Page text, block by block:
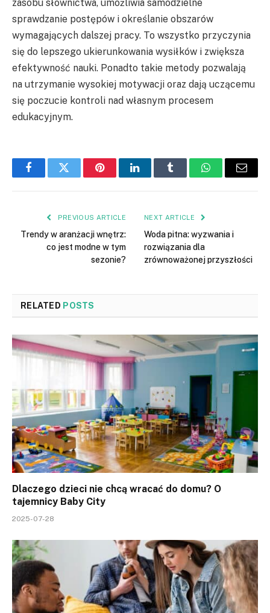
zasobu słownictwa, umożliwia samodzielne
sprawdzanie postępów i określanie obszarów
wymagających dalszej pracy. To wszystko przyczynia
się do lepszego ukierunkowania wysiłków i zwiększa
efektywność nauki. Ponadto takie metody pozwalają
na utrzymanie wysokiej motywacji oraz dają uczącemu
się poczucie kontroli nad własnym procesem
edukacyjnym.
FacebookTwitter PinterestLinkedInTumblr WhatsAppEmail
PREVIOUS ARTICLE
Trendy w aranżacji wnętrz:
co jest modne w tym
sezonie?
NEXT ARTICLE
Woda pitna: wyzwania i
rozwiązania dla
zrównoważonej przyszłości
RELATED POSTS
Dlaczego dzieci nie chcą wracać do domu? O
tajemnicy Baby City
2025-07-28